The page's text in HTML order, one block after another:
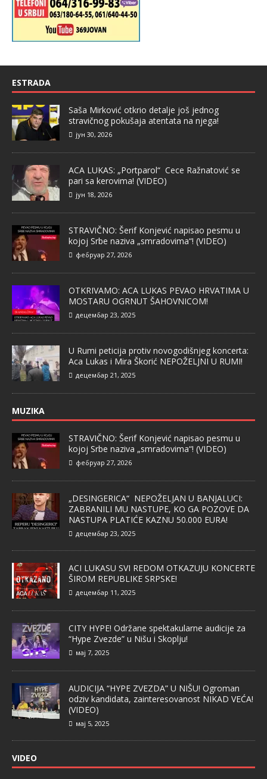
ESTRADA
Saša Mirković otkrio detalje još jednog
stravičnog pokušaja atentata na njega!
јун 30, 2026
ACA LUKAS: „Portparol“ Cece Ražnatović se
pari sa kerovima! (VIDEO)
јун 18, 2026
STRAVIČNO: Šerif Konjević napisao pesmu u
kojoj Srbe naziva „smradovima“! (VIDEO)
фебруар 27, 2026
OTKRIVAMO: ACA LUKAS PEVAO HRVATIMA U
MOSTARU OGRNUT ŠAHOVNICOM!
децембар 23, 2025
U Rumi peticija protiv novogodišnjeg koncerta:
Aca Lukas i Mira Škorić NEPOŽELJNI U RUMI!
децембар 21, 2025
MUZIKA
STRAVIČNO: Šerif Konjević napisao pesmu u
kojoj Srbe naziva „smradovima“! (VIDEO)
фебруар 27, 2026
„DESINGERICA“ NEPOŽELJAN U BANJALUCI:
ZABRANILI MU NASTUPE, KO GA POZOVE DA
NASTUPA PLATIĆE KAZNU 50.000 EURA!
децембар 23, 2025
ACI LUKASU SVI REDOM OTKAZUJU KONCERTE
ŠIROM REPUBLIKE SRPSKE!
децембар 11, 2025
CITY HYPE! Održane spektakularne audicije za
“Hype Zvezde” u Nišu i Skoplju!
мај 7, 2025
AUDICIJA “HYPE ZVEZDA” U NIŠU! Ogroman
odziv kandidata, zainteresovanost NIKAD VEĆA!
(VIDEO)
мај 5, 2025
VIDEO